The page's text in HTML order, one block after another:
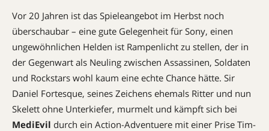
Vor 20 Jahren ist das Spieleangebot im Herbst noch
überschaubar – eine gute Gelegenheit für Sony, einen
ungewöhnlichen Helden ist Rampenlicht zu stellen, der in
der Gegenwart als Neuling zwischen Assassinen, Soldaten
und Rockstars wohl kaum eine echte Chance hätte. Sir
Daniel Fortesque, seines Zeichens ehemals Ritter und nun
Skelett ohne Unterkiefer, murmelt und kämpft sich bei
MediEvil durch ein Action-Adventuere mit einer Prise Tim-